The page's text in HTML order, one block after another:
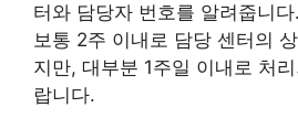
터와 담당자 번호를 알려줍니
보통 2주 이내로 담당 센터의
지만, 대부분 1주일 이내로 처
랍니다.